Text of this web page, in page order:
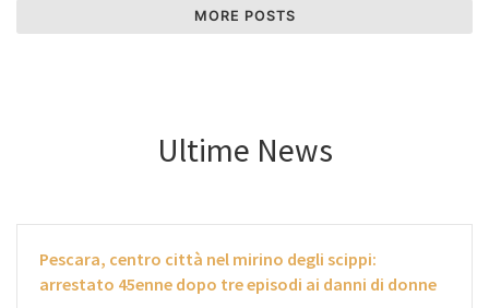
MORE POSTS
Ultime News
Pescara, centro città nel mirino degli scippi:
arrestato 45enne dopo tre episodi ai danni di donne